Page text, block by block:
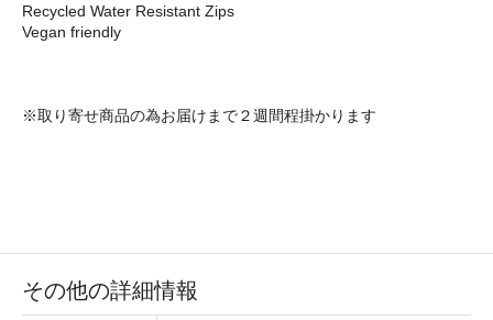
Recycled Water Resistant Zips
Vegan friendly
※取り寄せ商品の為お届けまで２週間程掛かります
その他の詳細情報